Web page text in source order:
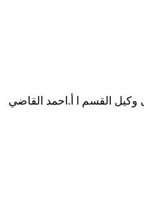
وكيل القسم ا أ.احمد القاضي